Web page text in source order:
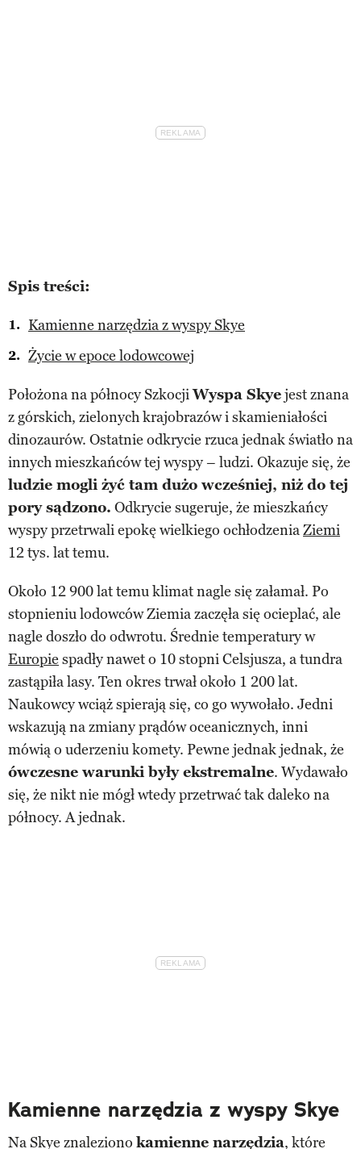
Spis treści:
Kamienne narzędzia z wyspy Skye
Życie w epoce lodowcowej
Położona na północy SzkocjiWyspa Skyejest znana
z górskich, zielonych krajobrazów i skamieniałości
dinozaurów. Ostatnie odkrycie rzuca jednak światło na
innych mieszkańców tej wyspy – ludzi. Okazuje się, że
ludzie mogli żyć tam dużo wcześniej, niż do tej
pory sądzono. Odkrycie sugeruje, że mieszkańcy
wyspy przetrwali epokę wielkiego ochłodzeniaZiemi
12 tys. lat temu.
Około 12 900 lat temu klimat nagle się załamał. Po
stopnieniu lodowców Ziemia zaczęła się ocieplać, ale
nagle doszło do odwrotu. Średnie temperatury w
Europie spadły nawet o 10 stopni Celsjusza, a tundra
zastąpiła lasy. Ten okres trwał około 1 200 lat.
Naukowcy wciąż spierają się, co go wywołało. Jedni
wskazują na zmiany prądów oceanicznych, inni
mówią o uderzeniu komety. Pewne jednak jednak, że
ówczesne warunki były ekstremalne. Wydawało
się, że nikt nie mógł wtedy przetrwać tak daleko na
północy. A jednak.
Kamienne narzędzia z wyspy Skye
Na Skye znaleziono kamienne narzędzia, które